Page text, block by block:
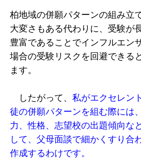
柏地域の併願パターンの組み立
大変さもある代わりに、受験が
豊富であることでインフルエン
場合の受験リスクを回避できる
ます。
したがって、 私がエクセレン
徒の併願パターンを組む際には
力、性格、志望校の出題傾向な
して、父母面談で細かくすり合
作成するわけです。